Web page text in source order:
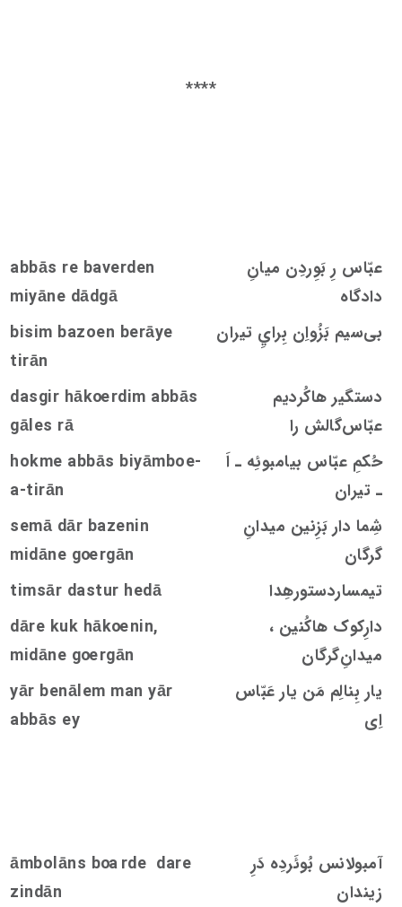
****
عبّاس رِ بَوِردِن میانِ
دادگاه
abbās re baverden
miyāne dādgā
بی‌سیم بَزُواِن بِرايِ تیران
bisim bazoen berāye
tirān
دستگیر هاکُردیم
عبّاس‌گالش را
dasgir hākoerdim abbās
gāles rā
حُکمِ عبّاس بیامبوئِه ـ اَ
ـ تیران
hokme abbās biyāmboe-
a-tirān
شِما دار بَزِنین ميدانِ
گرگان
semā dār bazenin
midāne goergān
تیمساردستورهِدا
timsār dastur hedā
‌دارِکوک هاکُنین ،
ميدانِ‌گرگان
dāre kuk hākoenin,
midāne goergān
یار بِنالِم مَن یار عَبّاس
اِی
yār benālem man yār
abbās ey
آمبولانس بُوئَردِه دَرِ
زيندان
āmbolāns boarde dare
zindān